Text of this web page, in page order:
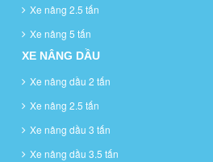
Xe nâng 2.5 tấn
Xe nâng 5 tấn
XE NÂNG DẦU
Xe nâng dầu 2 tấn
Xe nâng 2.5 tấn
Xe nâng dầu 3 tấn
Xe nâng dầu 3.5 tấn